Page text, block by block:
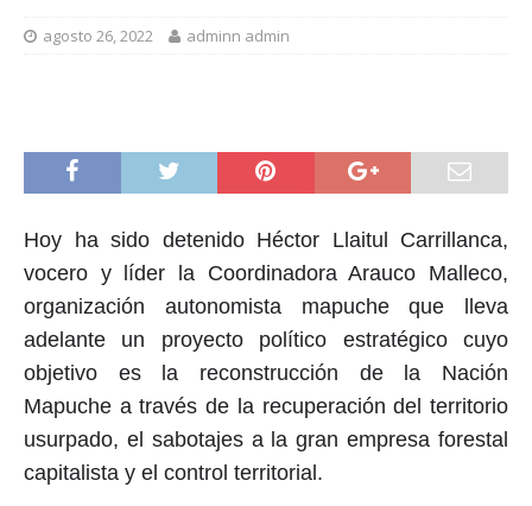
agosto 26, 2022 adminn admin
Hoy ha sido detenido Héctor Llaitul Carrillanca,
vocero y líder la Coordinadora Arauco Malleco,
organización autonomista mapuche que lleva
adelante un proyecto político estratégico cuyo
objetivo es la reconstrucción de la Nación
Mapuche a través de la recuperación del territorio
usurpado, el sabotajes a la gran empresa forestal
capitalista y el control territorial.